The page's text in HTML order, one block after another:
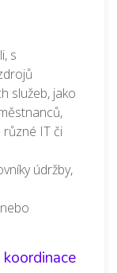
s
služeb, jako
různé IT či
údržby,